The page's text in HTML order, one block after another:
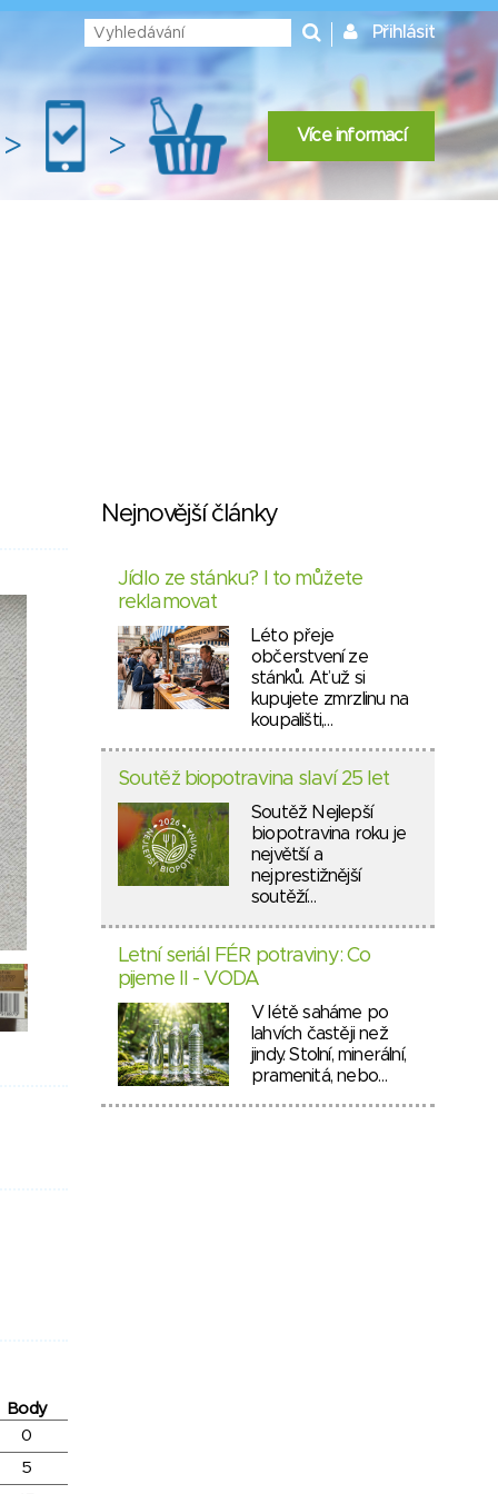
Přihlásit
> > Více informací
Body
0
5
Nejnovější články
Jídlo ze stánku? I to můžete
reklamovat
Léto přeje
občerstvení ze
stánků. Ať už si
kupujete zmrzlinu na
koupališti,…
Soutěž biopotravina slaví 25 let
Soutěž Nejlepší
biopotravina roku je
největší a
nejprestižnější
soutěží…
Letní seriál FÉR potraviny: Co
pijeme II - VODA
V létě saháme po
lahvích častěji než
jindy. Stolní, minerální,
pramenitá, nebo…